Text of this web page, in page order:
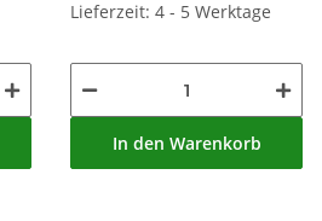
Lieferzeit: 4 - 5 Werktage
In den Warenkorb